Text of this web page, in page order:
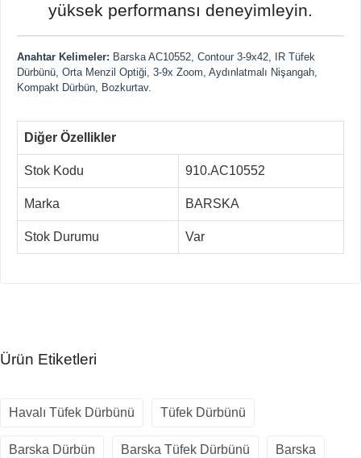
yüksek performansı deneyimleyin.
Anahtar Kelimeler: Barska AC10552, Contour 3-9x42, IR Tüfek
Dürbünü, Orta Menzil Optiği, 3-9x Zoom, Aydınlatmalı Nişangah,
Kompakt Dürbün, Bozkurtav.
Diğer Özellikler
Stok Kodu 910.AC10552
Marka BARSKA
Stok Durumu Var
Ürün Etiketleri
Havalı Tüfek Dürbünü Tüfek Dürbünü
Barska Dürbün Barska Tüfek Dürbünü Barska